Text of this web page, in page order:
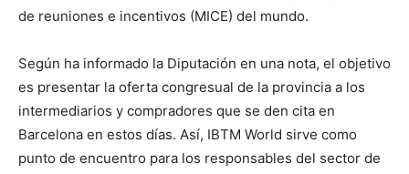
de reuniones e incentivos (MICE) del mundo.
Según ha informado la Diputación en una nota, el objetivo
es presentar la oferta congresual de la provincia a los
intermediarios y compradores que se den cita en
Barcelona en estos días. Así, IBTM World sirve como
punto de encuentro para los responsables del sector de